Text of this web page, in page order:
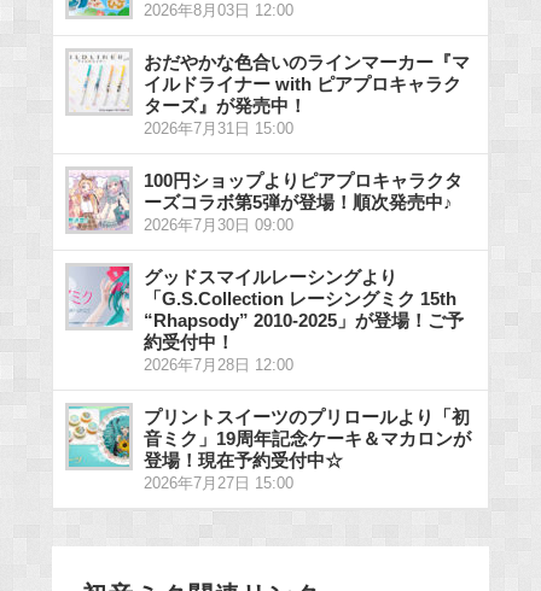
2026年8月03日 12:00
おだやかな色合いのラインマーカー『マ
イルドライナー with ピアプロキャラク
ターズ』が発売中！
2026年7月31日 15:00
100円ショップよりピアプロキャラクタ
ーズコラボ第5弾が登場！順次発売中♪
2026年7月30日 09:00
グッドスマイルレーシングより
「G.S.Collection レーシングミク 15th
“Rhapsody” 2010-2025」が登場！ご予
約受付中！
2026年7月28日 12:00
プリントスイーツのプリロールより「初
音ミク」19周年記念ケーキ＆マカロンが
登場！現在予約受付中☆
2026年7月27日 15:00